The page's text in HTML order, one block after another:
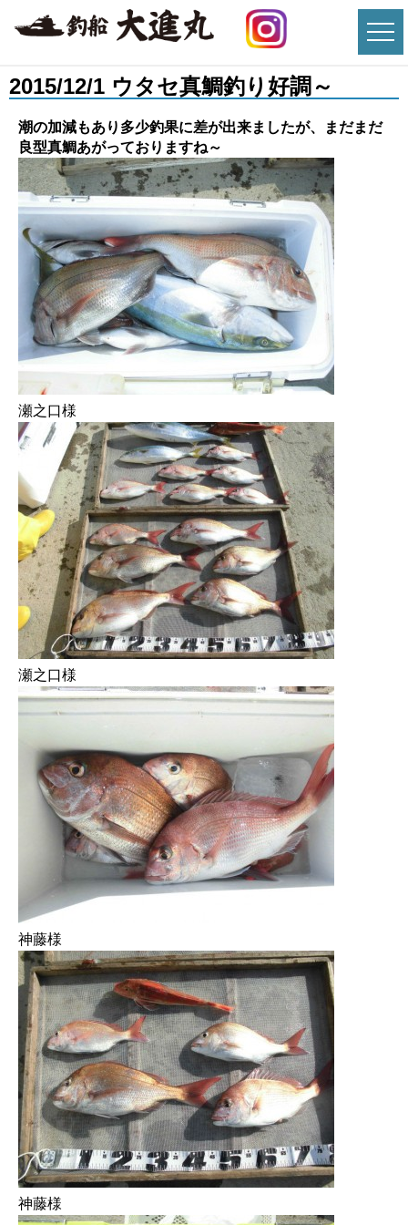
2015/12/1 ウタセ真鯛釣り好調～
潮の加減もあり多少釣果に差が出来ましたが、まだまだ
良型真鯛あがっておりますね～
瀬之口様
瀬之口様
神藤様
神藤様